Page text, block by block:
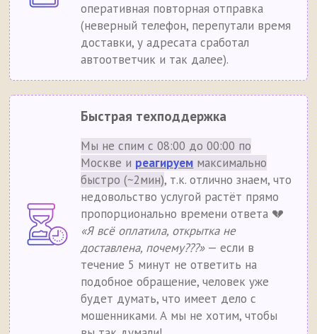
оперативная повторная отправка
(неверный телефон, перепутали время
доставки, у адресата сработал
автоответчик и так далее).
Быстрая техподдержка
Мы не спим с 08:00 до 00:00 по
Москве и реагируем максимально
быстро (~2мин), т.к. отлично знаем, что
недовольство услугой растёт прямо
пропорционально времени ответа 💔
«Я всё оплатила, открытка не
доставлена, почему???»— если в
течение 5 минут не ответить на
подобное обращение, человек уже
будет думать, что имеет дело с
мошенниками. А мы не хотим, чтобы